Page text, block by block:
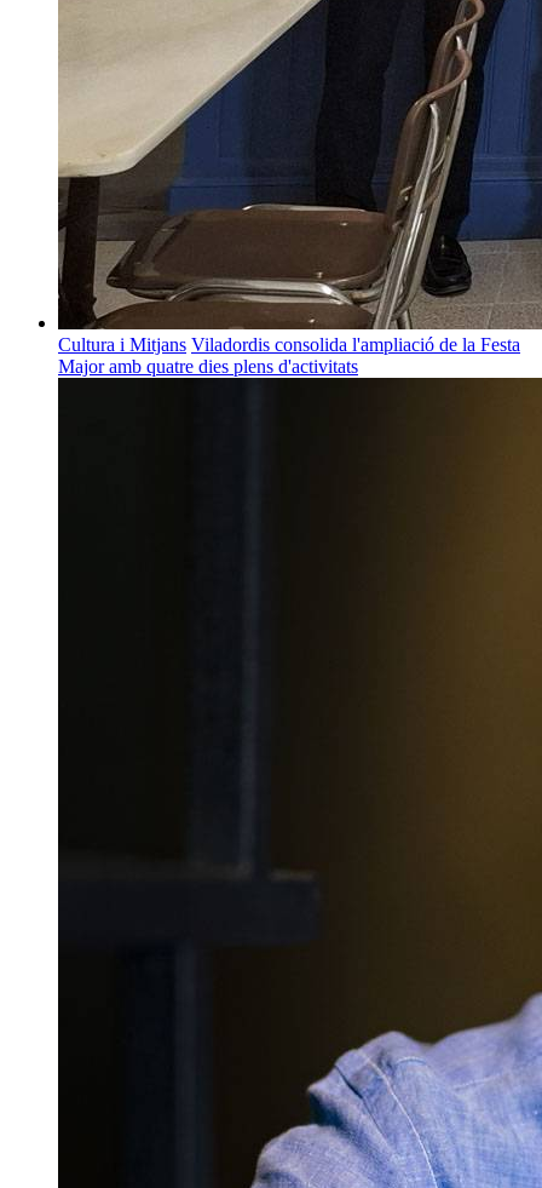
Cultura i Mitjans Viladordis consolida l'ampliació de la Festa
Major amb quatre dies plens d'activitats